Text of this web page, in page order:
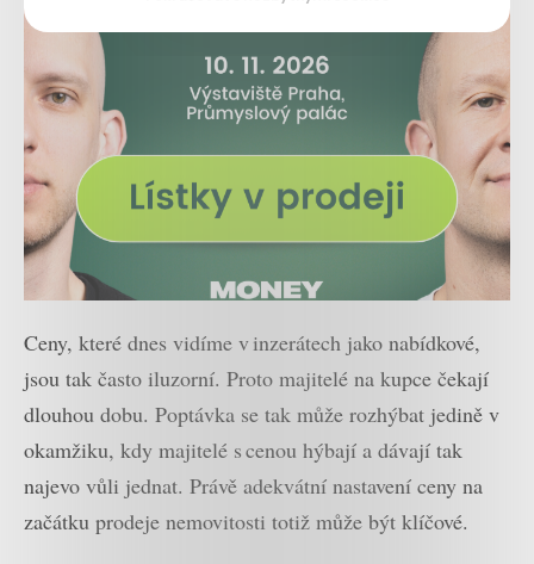
Ceny, které dnes vidíme v inzerátech jako nabídkové,
jsou tak často iluzorní. Proto majitelé na kupce čekají
dlouhou dobu. Poptávka se tak může rozhýbat jedině v
okamžiku, kdy majitelé s cenou hýbají a dávají tak
najevo vůli jednat. Právě adekvátní nastavení ceny na
začátku prodeje nemovitosti totiž může být klíčové.